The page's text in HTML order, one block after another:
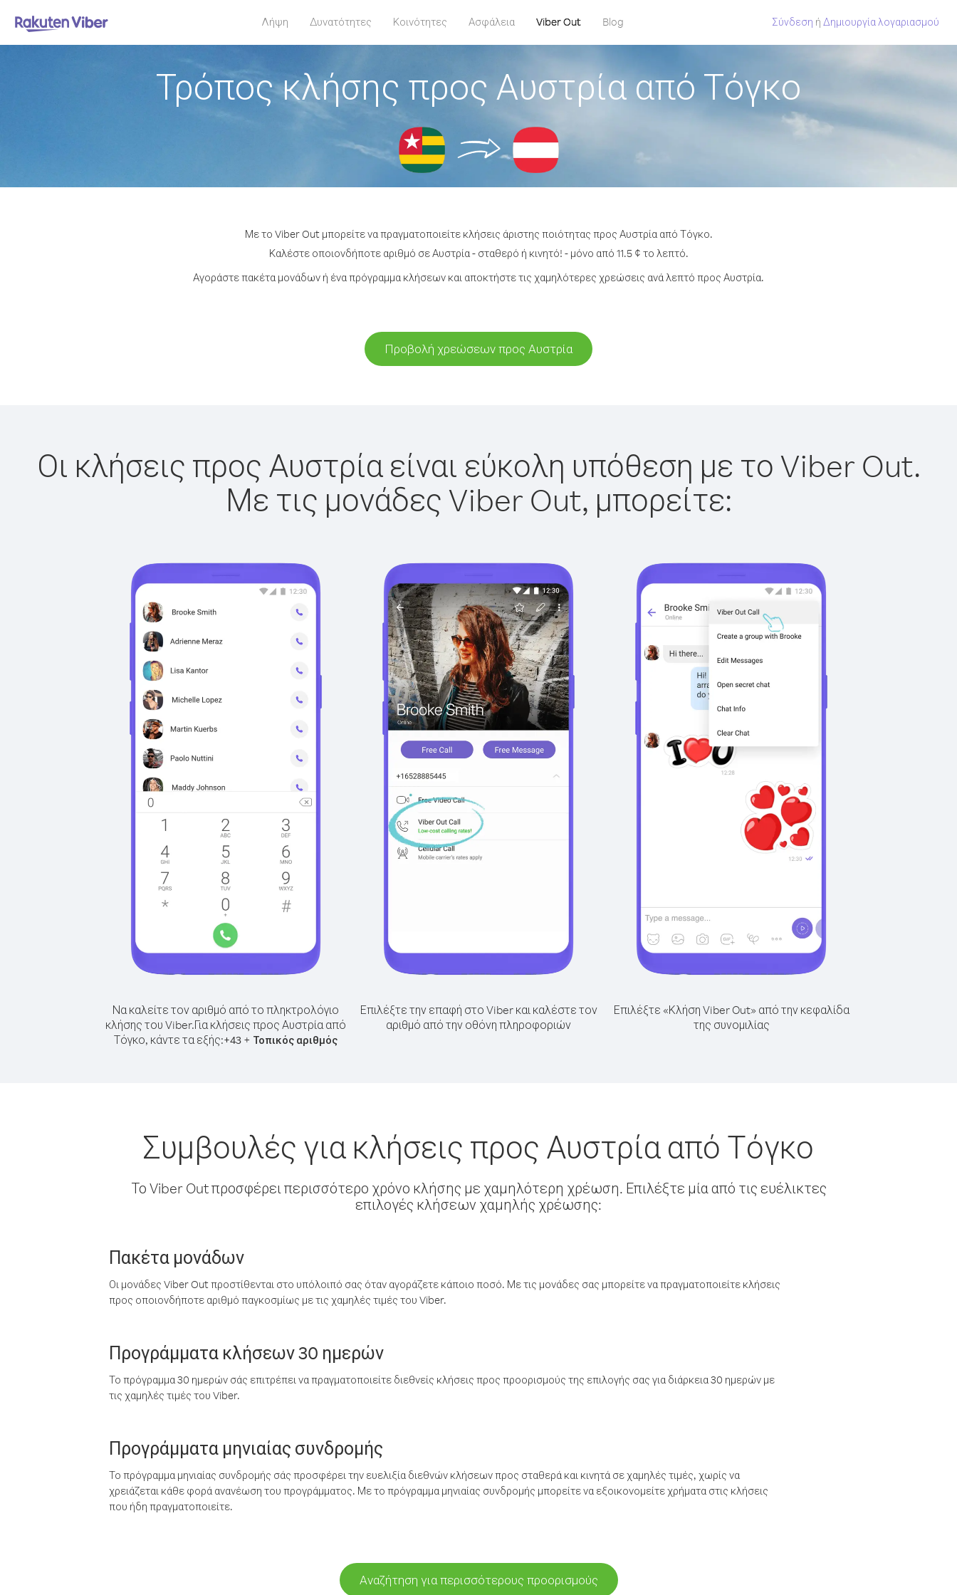
Λήψη Δυνατότητες Κοινότητες Ασφάλεια Viber Out Blog Σύνδεση ή Δημιουργία λογαριασμού
Τρόπος κλήσης προς Αυστρία από Τόγκο
Με το Viber Out μπορείτε να πραγματοποιείτε κλήσεις άριστης ποιότητας προς Αυστρία από Τόγκο.
Καλέστε οποιονδήποτε αριθμό σε Αυστρία - σταθερό ή κινητό! - μόνο από 11.5 ¢ το λεπτό.
Αγοράστε πακέτα μονάδων ή ένα πρόγραμμα κλήσεων και αποκτήστε τις χαμηλότερες χρεώσεις ανά λεπτό προς Αυστρία.
Προβολή χρεώσεων προς Αυστρία
Οι κλήσεις προς Αυστρία είναι εύκολη υπόθεση με το Viber Out.
Με τις μονάδες Viber Out, μπορείτε:
Να καλείτε τον αριθμό από το πληκτρολόγιο
κλήσης του Viber.Για κλήσεις προς Αυστρία από
Τόγκο, κάντε τα εξής:+43 + Τοπικός αριθμός
Επιλέξτε την επαφή στο Viber και καλέστε τον
αριθμό από την οθόνη πληροφοριών
Επιλέξτε «Κλήση Viber Out» από την κεφαλίδα
της συνομιλίας
Συμβουλές για κλήσεις προς Αυστρία από Τόγκο
Το Viber Out προσφέρει περισσότερο χρόνο κλήσης με χαμηλότερη χρέωση. Επιλέξτε μία από τις ευέλικτες
επιλογές κλήσεων χαμηλής χρέωσης:
Πακέτα μονάδων
Οι μονάδες Viber Out προστίθενται στο υπόλοιπό σας όταν αγοράζετε κάποιο ποσό. Με τις μονάδες σας μπορείτε να πραγματοποιείτε κλήσεις
προς οποιονδήποτε αριθμό παγκοσμίως με τις χαμηλές τιμές του Viber.
Προγράμματα κλήσεων 30 ημερών
Το πρόγραμμα 30 ημερών σάς επιτρέπει να πραγματοποιείτε διεθνείς κλήσεις προς προορισμούς της επιλογής σας για διάρκεια 30 ημερών με
τις χαμηλές τιμές του Viber.
Προγράμματα μηνιαίας συνδρομής
Το πρόγραμμα μηνιαίας συνδρομής σάς προσφέρει την ευελιξία διεθνών κλήσεων προς σταθερά και κινητά σε χαμηλές τιμές, χωρίς να
χρειάζεται κάθε φορά ανανέωση του προγράμματος. Με το πρόγραμμα μηνιαίας συνδρομής μπορείτε να εξοικονομείτε χρήματα στις κλήσεις
που ήδη πραγματοποιείτε.
Αναζήτηση για περισσότερους προορισμούς